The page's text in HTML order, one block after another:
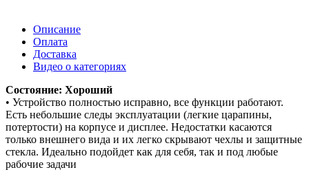
Описание
Оплата
Доставка
Видео о категориях
Состояние: Хороший
• Устройство полностью исправно, все функции работают.
Есть небольшие следы эксплуатации (легкие царапины,
потертости) на корпусе и дисплее. Недостатки касаются
только внешнего вида и их легко скрывают чехлы и защитные
стекла. Идеально подойдет как для себя, так и под любые
рабочие задачи